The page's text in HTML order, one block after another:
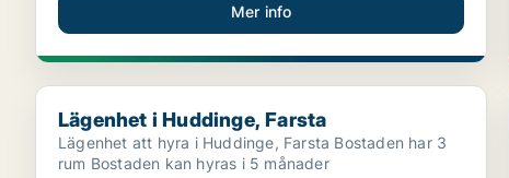
Mer info
Lägenhet i Huddinge, Farsta
Lägenhet i Huddinge, Farsta
Lägenhet att hyra i Huddinge, Farsta Bostaden har 3
rum Bostaden kan hyras i 5 månader